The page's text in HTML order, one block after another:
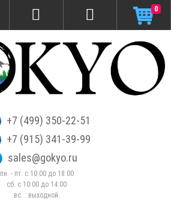
+7 (499) 350-22-51
+7 (915) 341-39-99
sales@gokyo.ru
пн. - пт. с 10:00 до 18:00
сб. c 10:00 до 14:00
вс. : выходной.
0